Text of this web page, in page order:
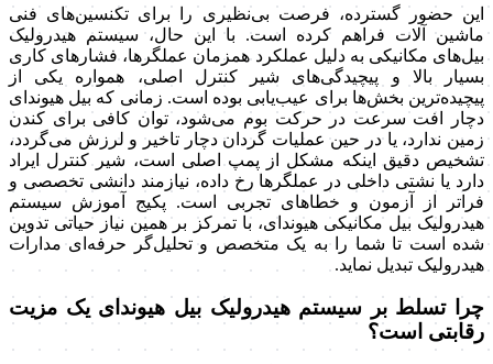
این حضور گسترده، فرصت بی‌نظیری را برای تکنسین‌های فنی
ماشین آلات فراهم کرده است. با این حال، سیستم هیدرولیک
بیل‌های مکانیکی به دلیل عملکرد همزمان عملگرها، فشارهای کاری
بسیار بالا و پیچیدگی‌های شیر کنترل اصلی، همواره یکی از
پیچیده‌ترین بخش‌ها برای عیب‌یابی بوده است. زمانی که بیل هیوندای
دچار افت سرعت در حرکت بوم می‌شود، توان کافی برای کندن
زمین ندارد، یا در حین عملیات گردان دچار تاخیر و لرزش می‌گردد،
تشخیص دقیق اینکه مشکل از پمپ اصلی است، شیر کنترل ایراد
دارد یا نشتی داخلی در عملگرها رخ داده، نیازمند دانشی تخصصی و
فراتر از آزمون و خطاهای تجربی است. پکیج آموزش سیستم
هیدرولیک بیل مکانیکی هیوندای، با تمرکز بر همین نیاز حیاتی تدوین
شده است تا شما را به یک متخصص و تحلیل‌گر حرفه‌ای مدارات
هیدرولیک تبدیل نماید.
چرا تسلط بر سیستم هیدرولیک بیل هیوندای یک مزیت
رقابتی است؟